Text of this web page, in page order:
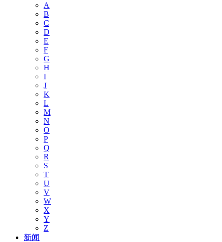
A
B
C
D
E
F
G
H
I
J
K
L
M
N
O
P
Q
R
S
T
U
V
W
X
Y
Z
新闻